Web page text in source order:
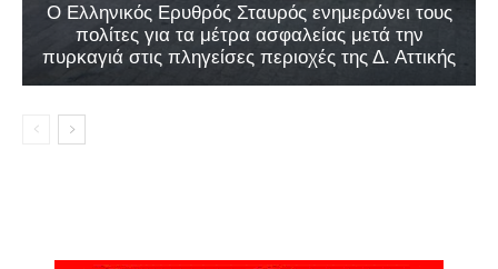
Ο Ελληνικός Ερυθρός Σταυρός ενημερώνει τους
πολίτες για τα μέτρα ασφαλείας μετά την
πυρκαγιά στις πληγείσες περιοχές της Δ. Αττικής